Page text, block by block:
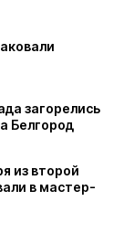
загорелись
Белгород
из второй
в мастер-